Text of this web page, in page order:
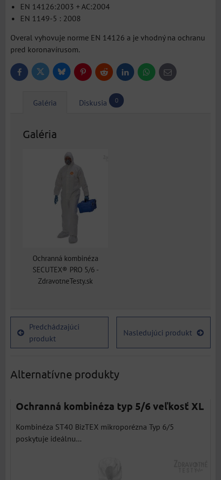
EN 14126:2003 + AC:2004
EN 1149-5 : 2008
Overal vyhovuje norme EN 14126 a je vhodný na ochranu
pred koronavírusom.
FacebookTwitter BlueskyPinterestReddit LinkedInWhatsApp
E-
mail
Galéria Diskusia 0
Galéria
Ochranná kombinéza
SECUTEX® PRO 5/6 -
ZdravotneTesty.sk
Predchádzajúci
produkt
Nasledujúci produkt
Alternatívne produkty
Ochranná kombinéza typ 5/6 veľkosť XL
Kombinéza ST40 BizTEX mikroporézna Typ 6/5
poskytuje ideálnu...